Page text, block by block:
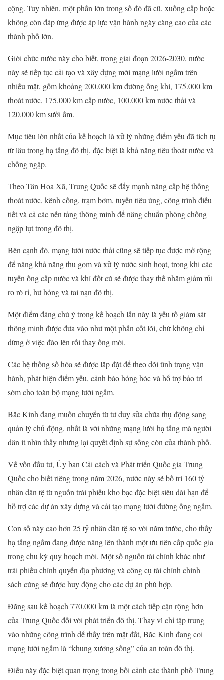
cộng. Tuy nhiên, một phần lớn trong số đó đã cũ, xuống cấp hoặc
không còn đáp ứng được áp lực vận hành ngày càng cao của các
thành phố lớn.
Giới chức nước này cho biết, trong giai đoạn 2026-2030, nước
này sẽ tiếp tục cải tạo và xây dựng mới mạng lưới ngầm trên
nhiều mặt, gồm khoảng 200.000 km đường ống khí, 175.000 km
thoát nước, 175.000 km cấp nước, 100.000 km nước thải và
120.000 km sưởi ấm.
Mục tiêu lớn nhất của kế hoạch là xử lý những điểm yếu đã tích tụ
từ lâu trong hạ tầng đô thị, đặc biệt là khả năng tiêu thoát nước và
chống ngập.
Theo Tân Hoa Xã, Trung Quốc sẽ đẩy mạnh nâng cấp hệ thống
thoát nước, kênh cống, trạm bơm, tuyến tiêu úng, công trình điều
tiết và cả các nền tảng thông minh để nâng chuẩn phòng chống
ngập lụt trong đô thị.
Bên cạnh đó, mạng lưới nước thải cũng sẽ tiếp tục được mở rộng
để nâng khả năng thu gom và xử lý nước sinh hoạt, trong khi các
tuyến ống cấp nước và khí đốt cũ sẽ được thay thế nhằm giảm rủi
ro rò rỉ, hư hỏng và tai nạn đô thị.
Một điểm đáng chú ý trong kế hoạch lần này là yếu tố giám sát
thông minh được đưa vào như một phần cốt lõi, chứ không chỉ
dừng ở việc đào lên rồi thay ống mới.
Các hệ thống số hóa sẽ được lắp đặt để theo dõi tình trạng vận
hành, phát hiện điểm yếu, cảnh báo hỏng hóc và hỗ trợ bảo trì
sớm cho toàn bộ mạng lưới ngầm.
Bắc Kinh đang muốn chuyển từ tư duy sửa chữa thụ động sang
quản lý chủ động, nhất là với những mạng lưới hạ tầng mà người
dân ít nhìn thấy nhưng lại quyết định sự sống còn của thành phố.
Về vốn đầu tư, Ủy ban Cải cách và Phát triển Quốc gia Trung
Quốc cho biết riêng trong năm 2026, nước này sẽ bố trí 160 tỷ
nhân dân tệ từ nguồn trái phiếu kho bạc đặc biệt siêu dài hạn để
hỗ trợ các dự án xây dựng và cải tạo mạng lưới đường ống ngầm.
Con số này cao hơn 25 tỷ nhân dân tệ so với năm trước, cho thấy
hạ tầng ngầm đang được nâng lên thành một ưu tiên cấp quốc gia
trong chu kỳ quy hoạch mới. Một số nguồn tài chính khác như
trái phiếu chính quyền địa phương và công cụ tài chính chính
sách cũng sẽ được huy động cho các dự án phù hợp.
Đằng sau kế hoạch 770.000 km là một cách tiếp cận rộng hơn
của Trung Quốc đối với phát triển đô thị. Thay vì chỉ tập trung
vào những công trình dễ thấy trên mặt đất, Bắc Kinh đang coi
mạng lưới ngầm là “khung xương sống” của an toàn đô thị.
Điều này đặc biệt quan trọng trong bối cảnh các thành phố Trung